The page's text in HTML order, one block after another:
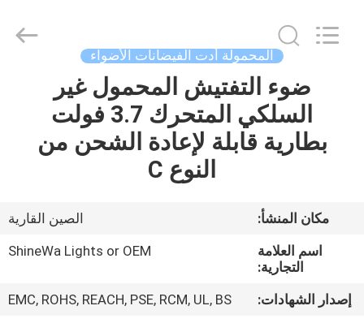
المنزل
المنتجات
حولنا
جولة
المحمولة أدت الفيضانات الأضواء
ضوء التفتيش المحمول غير
السلكي المتحرك 3.7 فولت
بطارية قابلة لإعادة الشحن من
النوع C
مكان المنشأ:
الصين القارية
اسم العلامة
التجارية:
ShineWa Lights or OEM
إصدار الشهادات:
EMC, ROHS, REACH, PSE, RCM, UL, BS